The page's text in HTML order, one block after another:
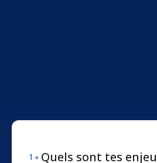
1 Quels sont tes